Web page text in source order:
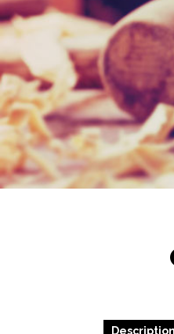
BOIS ET
MODE ET
Description